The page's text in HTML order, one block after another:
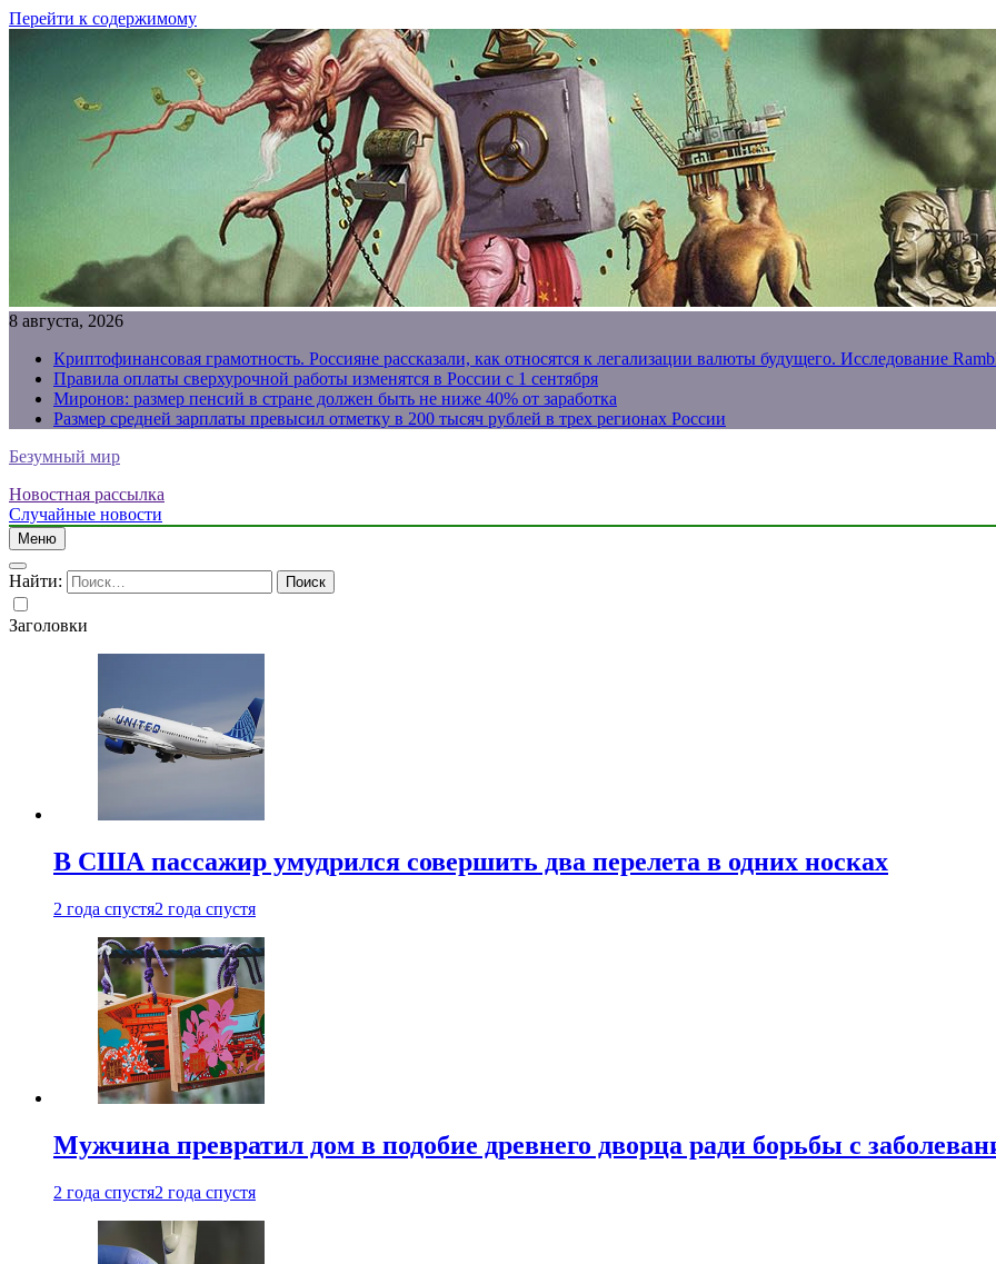
Перейти к содержимому
8 августа, 2026
Криптофинансовая грамотность. Россияне рассказали, как относятся к легализации валюты будущего. Исследование
Правила оплаты сверхурочной работы изменятся в России с 1 сентября
Миронов: размер пенсий в стране должен быть не ниже 40% от заработка
Размер средней зарплаты превысил отметку в 200 тысяч рублей в трех регионах России
Безумный мир
Новостная рассылка
Случайные новости
Меню
Найти:
Заголовки
В США пассажир умудрился совершить два перелета в одних носках
2 года спустя2 года спустя
Мужчина превратил дом в подобие древнего дворца ради борьбы с
2 года спустя2 года спустя